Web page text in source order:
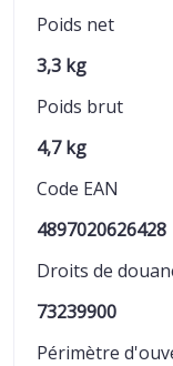
Poids net
3,3 kg
Poids brut
4,7 kg
Code EAN
4897020626428
Droits de
73239900
Périmètre